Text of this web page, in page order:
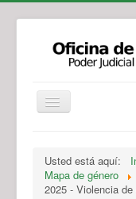
Legislación
Recursos y
Usted está aquí:
Mapa de género
2025 - Violencia